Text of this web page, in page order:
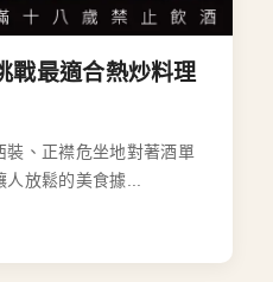
戰最適合熱炒料理
、正襟危坐地對著酒單
放鬆的美食據...